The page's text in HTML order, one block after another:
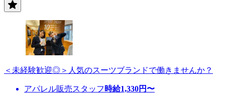
＜未経験歓迎◎＞人気のスーツブランドで働きませんか？
アパレル販売スタッフ 時給1,330円〜